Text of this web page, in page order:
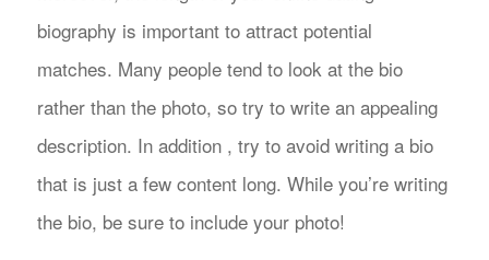
biography is important to attract potential
matches. Many people tend to look at the bio
rather than the photo, so try to write an appealing
description. In addition , try to avoid writing a bio
that is just a few content long. While you’re writing
the bio, be sure to include your photo!